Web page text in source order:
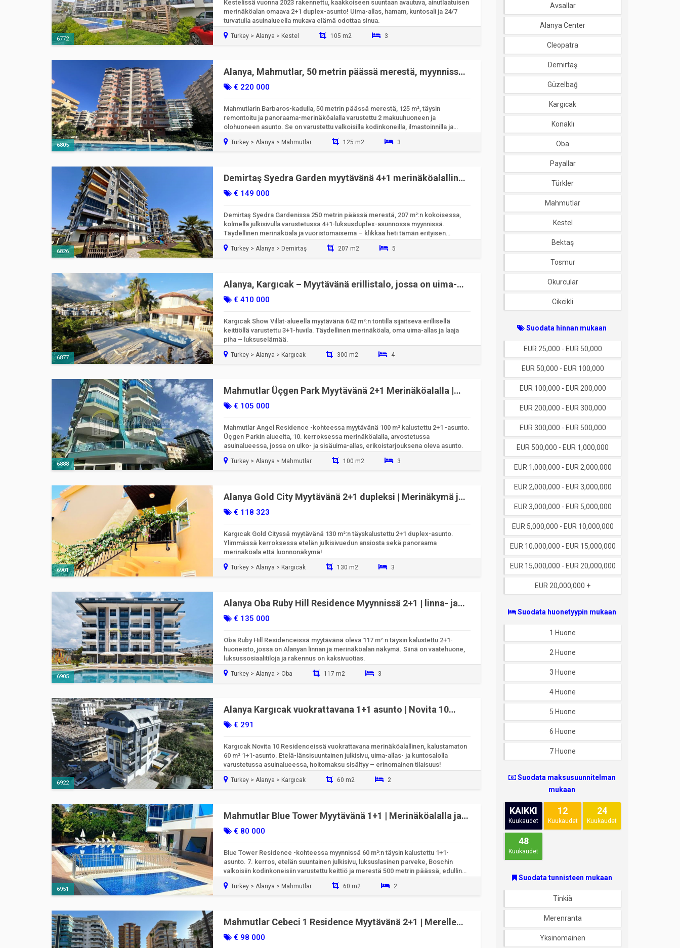
6772
Kestelissä vuonna 2023 rakennettu, kaakkoiseen suuntaan avautuva, ainutlaatuisen
merinäköalan omaava 2+1 duplex-asunto! Uima-allas, hamam, kuntosali ja 24/7
turvatulla asuinalueella mukava elämä odottaa sinua.
Turkey > Alanya > Kestel 105 m2 3
6805
Alanya, Mahmutlar, 50 metrin päässä merestä, myynnissä
2+1 huoneisto | Alden 7 Residence
€ 220 000
Mahmutlarin Barbaros-kadulla, 50 metrin päässä merestä, 125 m², täysin
remontoitu ja panoraama-merinäköalalla varustettu 2 makuuhuoneen ja
olohuoneen asunto. Se on varustettu valkoisilla kodinkoneilla, ilmastoinnilla ja
Turkey > Alanya > Mahmutlar 125 m2 3
6826
Demirtaş Syedra Garden myytävänä 4+1 merinäköalallinen
dupleksi | koodi 6826
€ 149 000
Demirtaş Syedra Gardenissa 250 metrin päässä merestä, 207 m²:n kokoisessa,
kolmella julkisivulla varustetussa 4+1-luksusduplex-asunnossa myynnissä.
Täydellinen merinäköala ja vuoristomaisema – klikkaa heti tämän erityisen
Turkey > Alanya > Demirtaş 207 m2 5
6877
Alanya, Kargıcak – Myytävänä erillistalo, jossa on uima-
allas ja merinäköala
€ 410 000
Kargıcak Show Villat-alueella myytävänä 642 m²:n tontilla sijaitseva erillisellä
keittiöllä varustettu 3+1-huvila. Täydellinen merinäköala, oma uima-allas ja laaja
piha – luksuselämää.
Turkey > Alanya > Kargıcak 300 m2 4
6888
Mahmutlar Üçgen Park Myytävänä 2+1 Merinäköalalla |
Koodi 6888
€ 105 000
Mahmutlar Angel Residence -kohteessa myytävänä 100 m² kalustettu 2+1 -asunto.
Üçgen Parkin alueelta, 10. kerroksessa merinäköalalla, arvostetussa
asuinalueessa, jossa on ulko- ja sisäuima-allas, erikoistarjouksena oleva asunto.
Turkey > Alanya > Mahmutlar 100 m2 3
6901
Alanya Gold City Myytävänä 2+1 dupleksi | Merinäkymä ja
vuorimaisema
€ 118 323
Kargıcak Gold Cityssä myytävänä 130 m²:n täyskalustettu 2+1 duplex-asunto.
Ylimmässä kerroksessa etelän julkisivuedun ansiosta sekä panoraama
merinäköala että luonnonäkymä!
Turkey > Alanya > Kargıcak 130 m2 3
6905
Alanya Oba Ruby Hill Residence Myynnissä 2+1 | linna- ja
merinäköalalla
€ 135 000
Oba Ruby Hill Residenceissä myytävänä oleva 117 m²:n täysin kalustettu 2+1-
huoneisto, jossa on Alanyan linnan ja merinäköalan näkymä. Siinä on vaatehuone,
luksussosiaalitiloja ja rakennus on kaksivuotias.
Turkey > Alanya > Oba 117 m2 3
6922
Alanya Kargıcak vuokrattavana 1+1 asunto | Novita 10
Residence | Hoitovastike sisältyy vuokraan
€ 291
Kargıcak Novita 10 Residenceissä vuokrattavana merinäköalallinen, kalustamaton
60 m² 1+1-asunto. Etelä-länsisuuntainen julkisivu, uima-allas- ja kuntosalolla
varustetussa asuinalueessa, hoitomaksu sisältyy – erinomainen tilaisuus!
Turkey > Alanya > Kargıcak 60 m2 2
6951
Mahmutlar Blue Tower Myytävänä 1+1 | Merinäköalalla ja
Naulan muinaisen kaupungin maisemalla
€ 80 000
Blue Tower Residence -kohteessa myynnissä 60 m²:n täysin kalustettu 1+1-
asunto. 7. kerros, etelän suuntainen julkisivu, luksuslasinen parveke, Boschin
valkoisiin kodinkoneisiin varustettu keittiö ja merestä 500 metrin päässä, edullinen
Turkey > Alanya > Mahmutlar 60 m2 2
Mahmutlar Cebeci 1 Residence Myytävänä 2+1 | Merelle
suoraan ja merinäköalalla
€ 98 000
Avsallar
Alanya Center
Cleopatra
Demirtaş
Güzelbağ
Kargıcak
Konaklı
Oba
Payallar
Türkler
Mahmutlar
Kestel
Bektaş
Tosmur
Okurcular
Cikcikli
Suodata hinnan mukaan
EUR 25,000 - EUR 50,000
EUR 50,000 - EUR 100,000
EUR 100,000 - EUR 200,000
EUR 200,000 - EUR 300,000
EUR 300,000 - EUR 500,000
EUR 500,000 - EUR 1,000,000
EUR 1,000,000 - EUR 2,000,000
EUR 2,000,000 - EUR 3,000,000
EUR 3,000,000 - EUR 5,000,000
EUR 5,000,000 - EUR 10,000,000
EUR 10,000,000 - EUR 15,000,000
EUR 15,000,000 - EUR 20,000,000
EUR 20,000,000 +
Suodata huonetyypin mukaan
1 Huone
2 Huone
3 Huone
4 Huone
5 Huone
6 Huone
7 Huone
Suodata maksusuunnitelman
mukaan
KAIKKI
Kuukaudet
12
Kuukaudet
24
Kuukaudet
48
Kuukaudet
Suodata tunnisteen mukaan
Tinkiä
Merenranta
Yksinomainen